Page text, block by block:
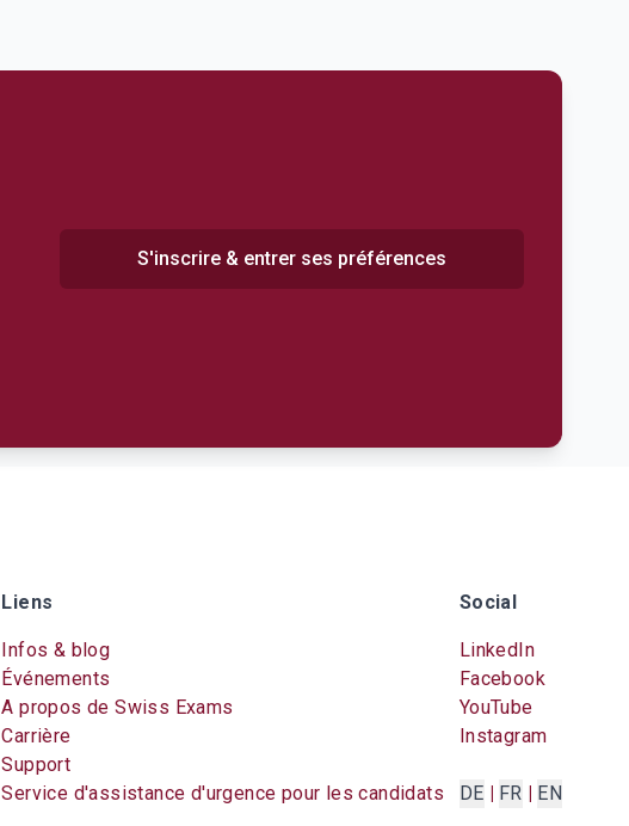
S'inscrire & entrer ses préférences
Liens
Infos & blog
Événements
A propos de Swiss Exams
Carrière
Support
Service d'assistance d'urgence pour les candidats
Social
LinkedIn
Facebook
YouTube
Instagram
DE | FR | EN